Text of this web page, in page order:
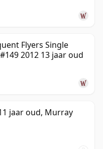
Flyers Single
2012 13 jaar oud
jaar oud, Murray